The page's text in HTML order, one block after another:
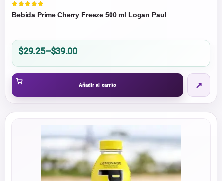
Valorado
en
Bebida Prime Cherry Freeze 500 ml Logan Paul
$29.25–$39.00
Price
$29.25
through
$39.00
Añadir al carrito ↗